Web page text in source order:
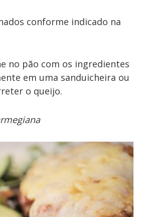
conforme indicado na
no pão com os ingredientes
em uma sanduicheira ou
o queijo.